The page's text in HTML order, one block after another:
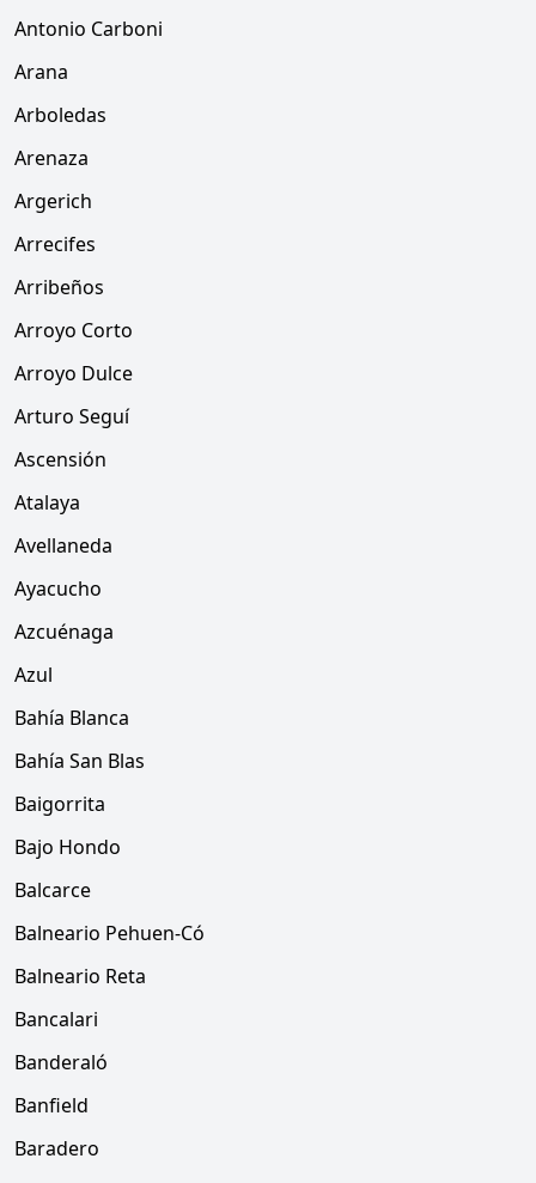
Antonio Carboni
Arana
Arboledas
Arenaza
Argerich
Arrecifes
Arribeños
Arroyo Corto
Arroyo Dulce
Arturo Seguí
Ascensión
Atalaya
Avellaneda
Ayacucho
Azcuénaga
Azul
Bahía Blanca
Bahía San Blas
Baigorrita
Bajo Hondo
Balcarce
Balneario Pehuen-Có
Balneario Reta
Bancalari
Banderaló
Banfield
Baradero